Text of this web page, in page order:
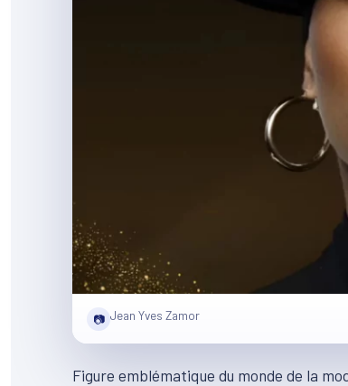
📷 Jean Yves Zamor
Figure emblématique du monde de la